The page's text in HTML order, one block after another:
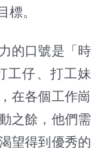
標。
的口號是「時
工仔、打工妹
在各個工作崗
之餘，他們需
望得到優秀的